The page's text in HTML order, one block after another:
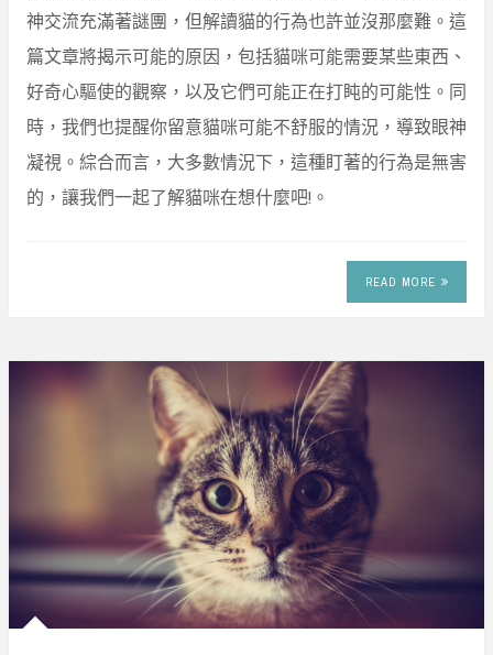
神交流充滿著謎團，但解讀貓的行為也許並沒那麼難。這
篇文章將揭示可能的原因，包括貓咪可能需要某些東西、
好奇心驅使的觀察，以及它們可能正在打盹的可能性。同
時，我們也提醒你留意貓咪可能不舒服的情況，導致眼神
凝視。綜合而言，大多數情況下，這種盯著的行為是無害
的，讓我們一起了解貓咪在想什麼吧!。
READ MORE